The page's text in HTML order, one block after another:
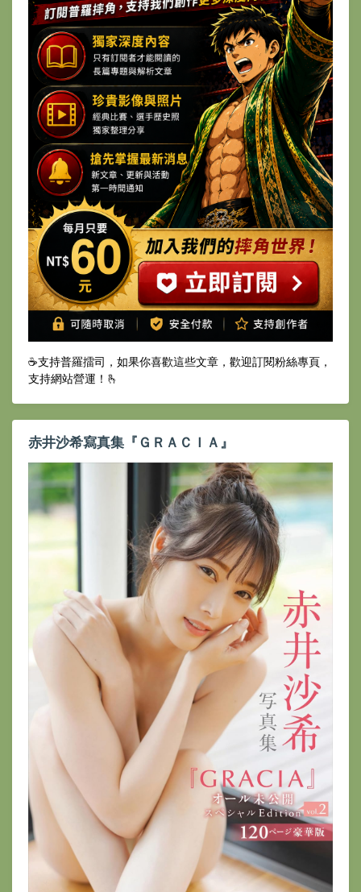
☕️支持普羅擂司，如果你喜歡這些文章，歡迎訂閱粉絲專頁，
支持網站營運！🫰
赤井沙希寫真集『ＧＲＡＣＩＡ』